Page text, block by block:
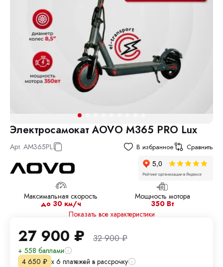
Электросамокат AOVO M365 PRO Lux
Арт. AM365PL В избранное Сравнить
Максимальная скорость
до 30 км/ч
Мощность мотора
350 Вт
Показать все характеристики
27 900 ₽ 32 900₽
+ 558 баллами
4 650 ₽ х 6 платежей в рассрочку